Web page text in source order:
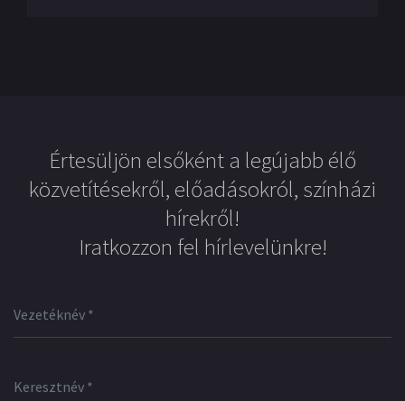
Értesüljön elsőként a legújabb élő
közvetítésekről, előadásokról, színházi
hírekről!
Iratkozzon fel hírlevelünkre!